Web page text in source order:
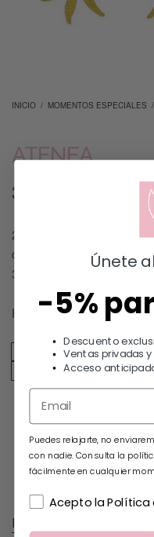
INICIO / MOMENTOS ESPECIALES /
ATENEA
33.00
2 preciosos pendientes
de 925 con baño de oro
30mm
HAY EXISTENCIAS
Añadir al carrito
Información adicional
Únete
-5%
Descuento
Ventas privadas
Acceso
Puedes relajarte, no
con nadie. Consulta la
fácilmente en cualquier
Acepto la Política